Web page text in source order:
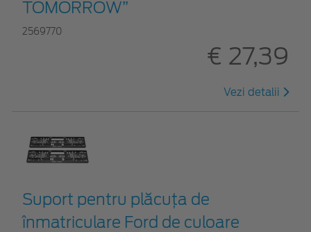
TOMORROW”
2569770
€ 27,39
Vezi detalii
Suport pentru plăcuța de
înmatriculare Ford de culoare